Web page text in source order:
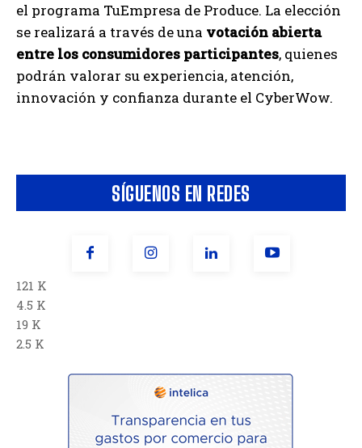
SÍGUENOS EN REDES
121 K
4.5 K
19 K
2.5 K
el programa TuEmpresa de Produce. La elección
se realizará a través de una votación abierta
entre los consumidores participantes, quienes
podrán valorar su experiencia, atención,
innovación y confianza durante el CyberWow.